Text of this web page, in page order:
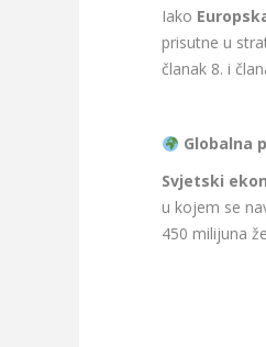
Iako
prisutne u
članak 8. i
Globalna
Svjetski
u kojem se
450 milijuna